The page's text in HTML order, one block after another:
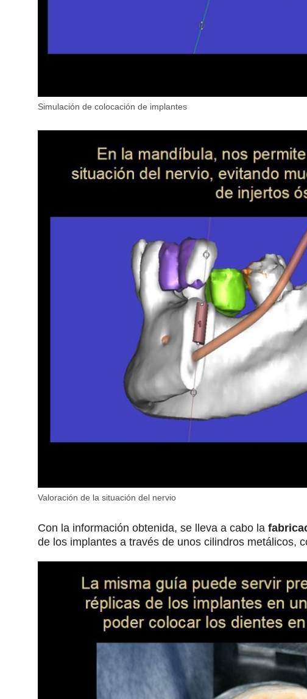
Simulación de colocación de implantes
Valoración de la situación del nervio
Con la información obtenida, se lleva a cabo la
de los implantes a través de unos cilindros metálicos,